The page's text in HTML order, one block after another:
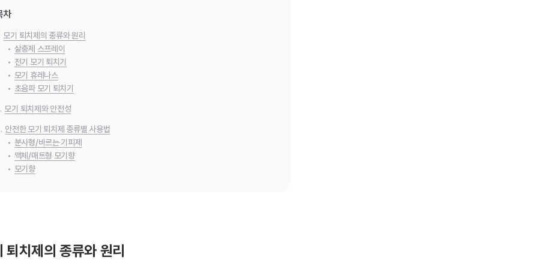
차
모기 퇴치제의 종류와 원리
• 살충제 스프레이
• 전기 모기 퇴치기
• 모기 휴레나스
• 초음파 모기 퇴치기
모기 퇴치제와 안전성
안전한 모기 퇴치제 종류별 사용법
• 분사형/바르는 기피제
• 액체/매트형 모기향
• 모기향
퇴치제의 종류와 원리